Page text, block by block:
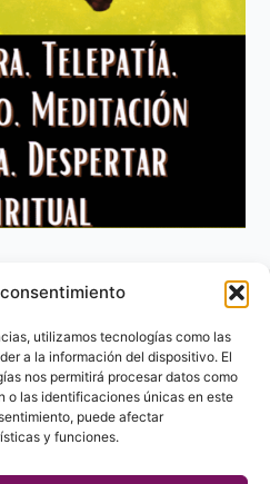
utilizamos tecnologías como las
a la información del dispositivo. El
nos permitirá procesar datos como
o las identificaciones únicas en este
puede afectar
y funciones.
Legal
privacidad
de Cookies